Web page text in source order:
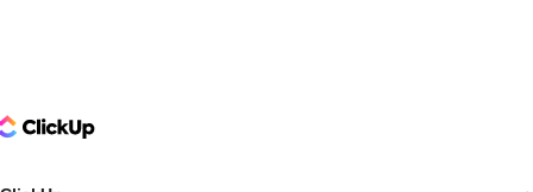
Logo